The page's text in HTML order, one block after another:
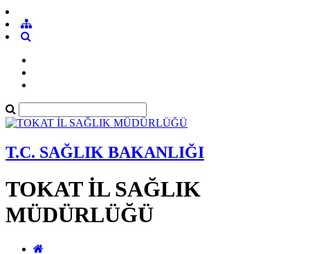
T.C. SAĞLIK BAKANLIĞI
TOKAT İL SAĞLIK
MÜDÜRLÜĞÜ